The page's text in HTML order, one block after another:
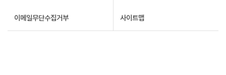
이메일무단수집거부 사이트맵